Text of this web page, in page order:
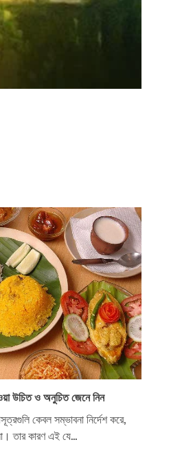
উচিত ও অনুচিত জেনে নিন
কেবল সম্ভাবনা নির্দেশ করে,
তার কারণ এই যে...